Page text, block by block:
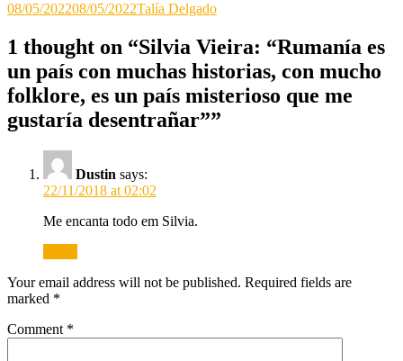
08/05/202208/05/2022Talía Delgado
1 thought on “Silvia Vieira: “Rumanía es
un país con muchas historias, con mucho
folklore, es un país misterioso que me
gustaría desentrañar””
Dustin says:
22/11/2018 at 02:02
Me encanta todo em Silvia.
Your email address will not be published. Required fields are
marked *
Comment *